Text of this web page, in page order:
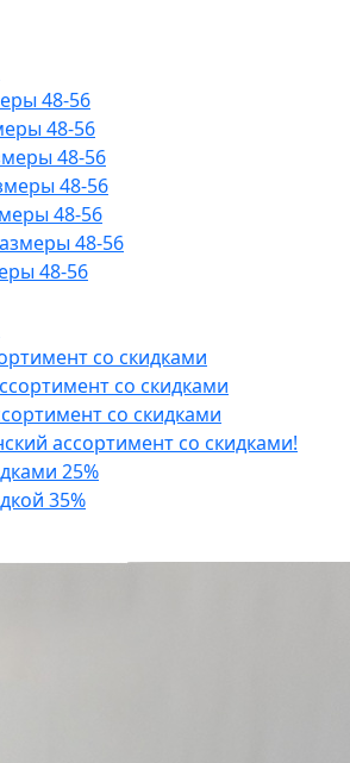
48-56
48-56
48-56
48-56
48-56
48-56
48-56
со скидками
со скидками
со скидками
ассортимент со скидками!
25%
35%